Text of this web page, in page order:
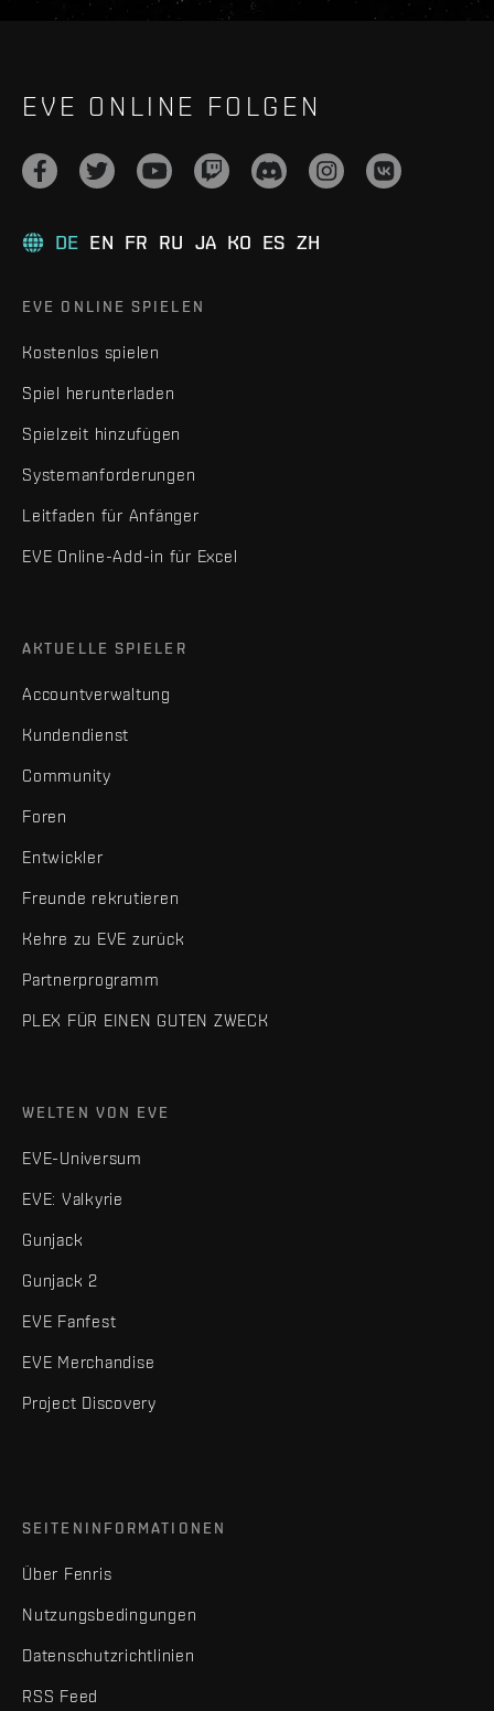
EVE ONLINE FOLGEN
DE EN FR RU JA KO ES ZH
EVE ONLINE SPIELEN
Kostenlos spielen
Spiel herunterladen
Spielzeit hinzufügen
Systemanforderungen
Leitfaden für Anfänger
EVE Online-Add-in für Excel
AKTUELLE SPIELER
Accountverwaltung
Kundendienst
Community
Foren
Entwickler
Freunde rekrutieren
Kehre zu EVE zurück
Partnerprogramm
PLEX FÜR EINEN GUTEN ZWECK
WELTEN VON EVE
EVE-Universum
EVE: Valkyrie
Gunjack
Gunjack 2
EVE Fanfest
EVE Merchandise
Project Discovery
SEITENINFORMATIONEN
Über Fenris
Nutzungsbedingungen
Datenschutzrichtlinien
RSS Feed